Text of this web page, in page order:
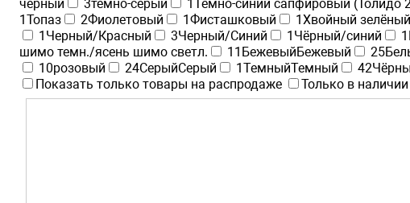
черный
3темно-серый 1Тёмно-синий сапфировый (Толидо
1Топаз 2Фиолетовый 1Фисташковый 1Хвойный
1 Черный/Красный 3Черный/Синий 1 Чёрный/синий 1
шимо темн./ясень шимо светл.
11 БежевыйБежевый 25
10розовый 24СерыйСерый 1ТемныйТемный 42
Показать только товары на распродаже
Только в наличии